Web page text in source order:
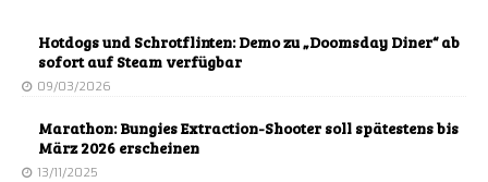
Hotdogs und Schrotflinten: Demo zu „Doomsday Diner“ ab
sofort auf Steam verfügbar
09/03/2026
Marathon: Bungies Extraction-Shooter soll spätestens bis
März 2026 erscheinen
13/11/2025